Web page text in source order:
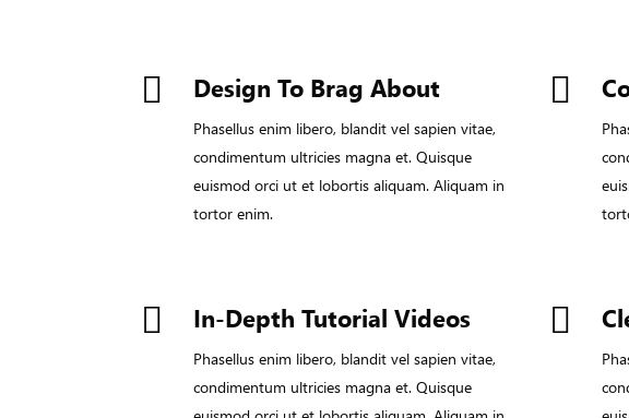
Design To Brag About
Phasellus enim libero, blandit vel sapien vitae,
condimentum ultricies magna et. Quisque
euismod orci ut et lobortis aliquam. Aliquam in
tortor enim.
In-Depth Tutorial Videos
Phasellus enim libero, blandit vel sapien vitae,
condimentum ultricies magna et. Quisque